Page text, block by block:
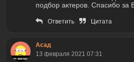
подбор актеров. Спасибо за
Ответить Цитата
Асад
13 февраля 2021 07:31